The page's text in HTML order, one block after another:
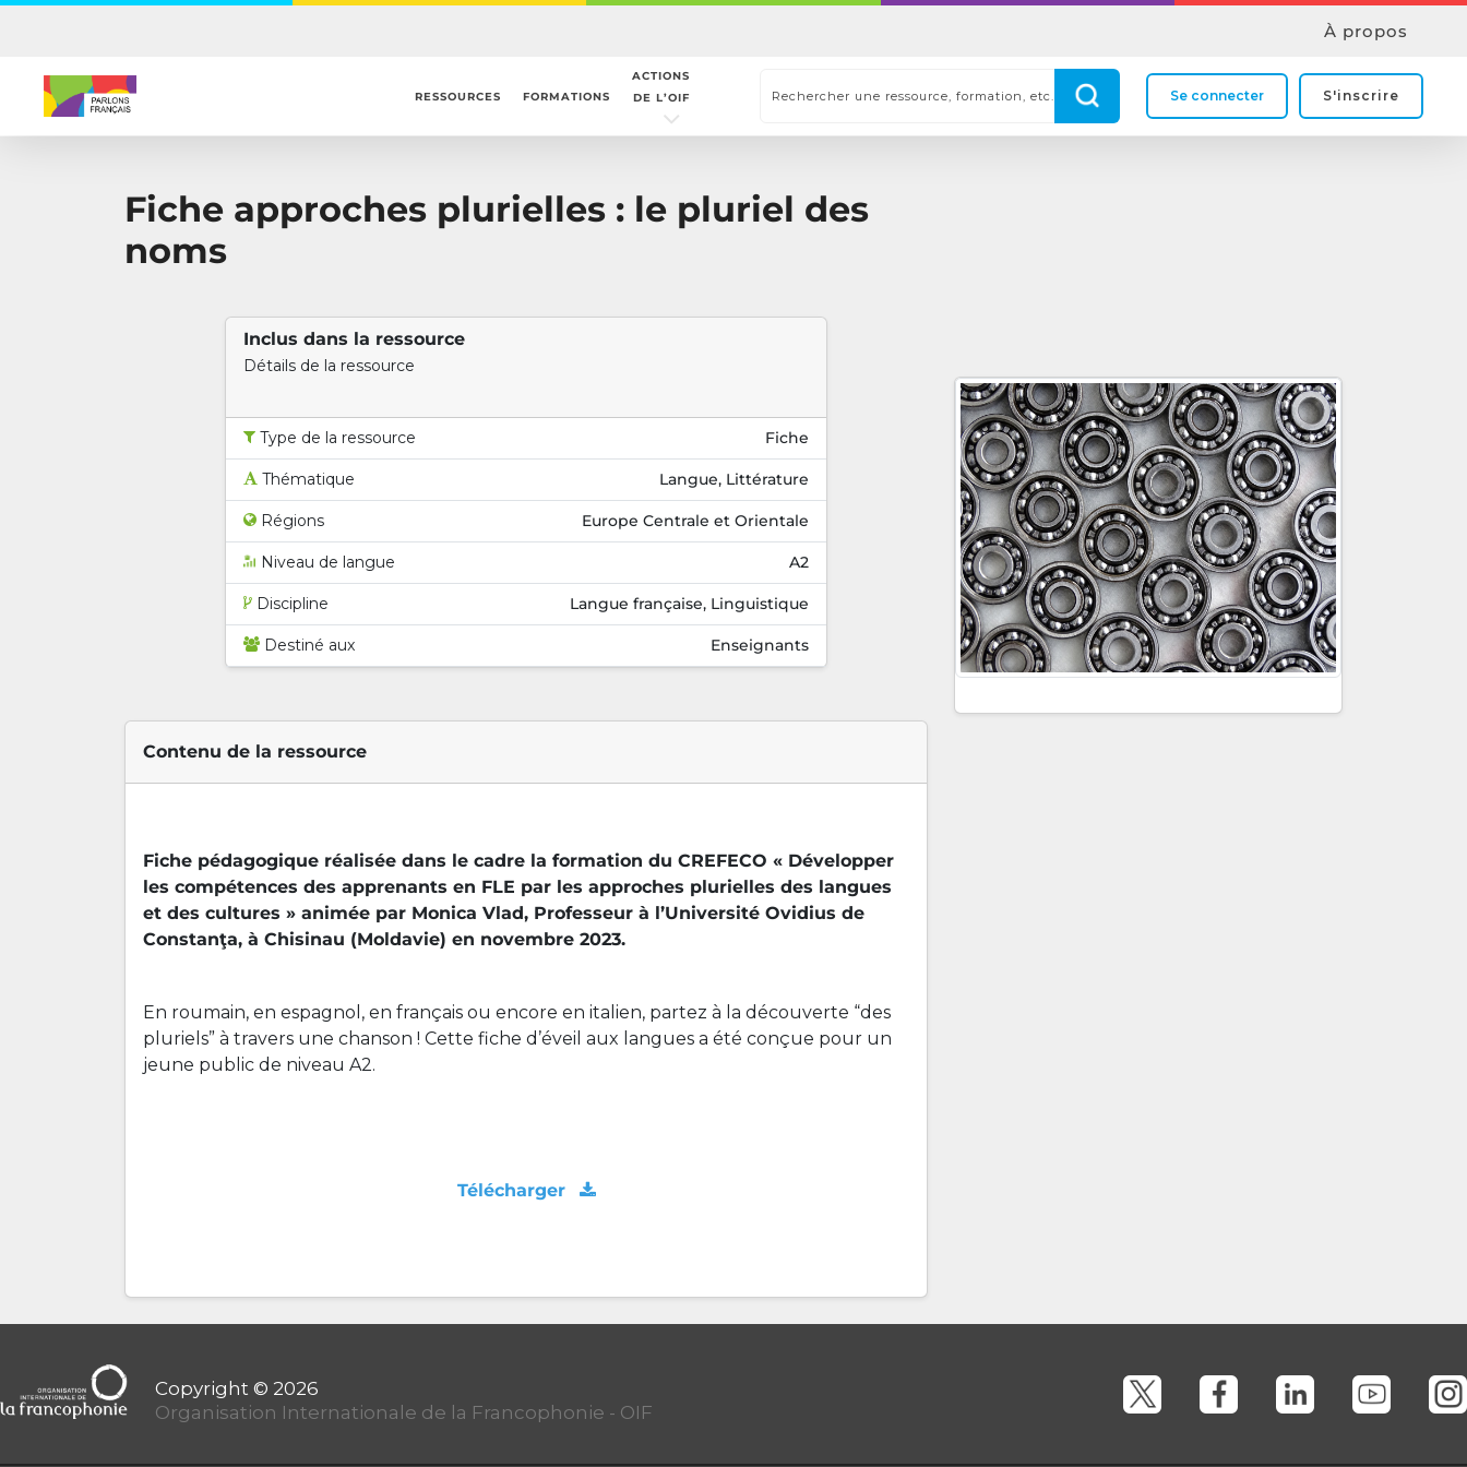
Skip
content
À propos
RESSOURCES FORMATIONS
ACTIONS
DE L’OIF
Se connecter S'inscrire
Fiche approches plurielles : le pluriel des
noms
Inclus dans la ressource
Détails de la ressource
Type de la ressource Fiche
Thématique Langue, Littérature
Régions Europe Centrale et Orientale
Niveau de langue A2
Discipline Langue française, Linguistique
Destiné aux Enseignants
Contenu de la ressource
Fiche pédagogique réalisée dans le cadre la formation du CREFECO « Développer
les compétences des apprenants en FLE par les approches plurielles des langues
et des cultures » animée par Monica Vlad, Professeur à l’Université Ovidius de
Constanţa, à Chisinau (Moldavie) en novembre 2023.
En roumain, en espagnol, en français ou encore en italien, partez à la découverte “des
pluriels” à travers une chanson ! Cette fiche d’éveil aux langues a été conçue pour un
jeune public de niveau A2.
Télécharger
Organisation Internationale de la Francophonie - OIF